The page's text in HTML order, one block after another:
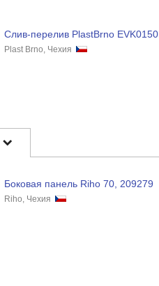
Слив-перелив PlastBrno EVK0150
Plast Brno, Чехия
Боковая панель Riho 70, 209279
Riho, Чехия